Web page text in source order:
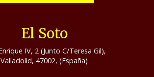
El Soto
IV, 2 (Junto C/Teresa Gil),
Valladolid, 47002, (España)